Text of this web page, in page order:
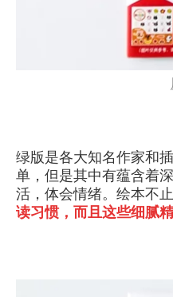
绿版是各大知名作家和
单，但是其中有蕴含着
活，体会情绪。绘本不
读习惯，而且这些细腻